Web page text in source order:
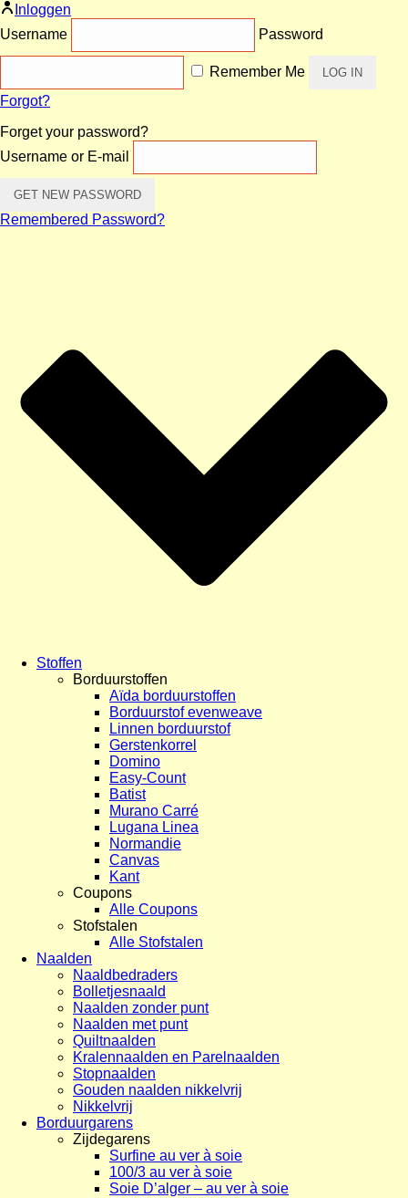
Inloggen
Username
Password
Remember Me
Forgot?
Forget your password?
Username or E-mail
Remembered Password?
Stoffen
Borduurstoffen
Aïda borduurstoffen
Borduurstof evenweave
Linnen borduurstof
Gerstenkorrel
Domino
Easy-Count
Batist
Murano Carré
Lugana Linea
Normandie
Canvas
Kant
Coupons
Alle Coupons
Stofstalen
Alle Stofstalen
Naalden
Naaldbedraders
Bolletjesnaald
Naalden zonder punt
Naalden met punt
Quiltnaalden
Kralennaalden en Parelnaalden
Stopnaalden
Gouden naalden nikkelvrij
Nikkelvrij
Borduurgarens
Zijdegarens
Surfine au ver à soie
100/3 au ver à soie
Soie D’alger – au ver à soie